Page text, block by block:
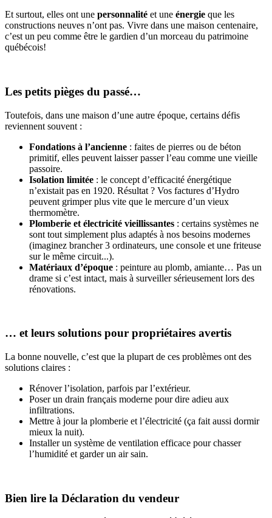
Et surtout, elles ont une personnalité et une énergie que les
constructions neuves n’ont pas. Vivre dans une maison centenaire,
c’est un peu comme être le gardien d’un morceau du patrimoine
québécois!
Les petits pièges du passé…
Toutefois, dans une maison d’une autre époque, certains défis
reviennent souvent :
Fondations à l’ancienne : faites de pierres ou de béton
primitif, elles peuvent laisser passer l’eau comme une vieille
passoire.
Isolation limitée : le concept d’efficacité énergétique
n’existait pas en 1920. Résultat ? Vos factures d’Hydro
peuvent grimper plus vite que le mercure d’un vieux
thermomètre.
Plomberie et électricité vieillissantes : certains systèmes ne
sont tout simplement plus adaptés à nos besoins modernes
(imaginez brancher 3 ordinateurs, une console et une friteuse
sur le même circuit...).
Matériaux d’époque : peinture au plomb, amiante… Pas un
drame si c’est intact, mais à surveiller sérieusement lors des
rénovations.
… et leurs solutions pour propriétaires avertis
La bonne nouvelle, c’est que la plupart de ces problèmes ont des
solutions claires :
Rénover l’isolation, parfois par l’extérieur.
Poser un drain français moderne pour dire adieu aux
infiltrations.
Mettre à jour la plomberie et l’électricité (ça fait aussi dormir
mieux la nuit).
Installer un système de ventilation efficace pour chasser
l’humidité et garder un air sain.
Bien lire la Déclaration du vendeur